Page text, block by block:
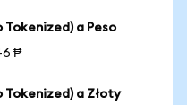
Tokenized) a Peso
₱
Tokenized) a Złoty